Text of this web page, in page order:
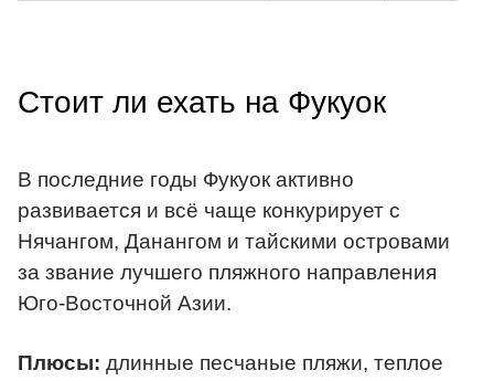
Стоит ли ехать на Фукуок
В последние годы Фукуок активно
развивается и всё чаще конкурирует с
Нячангом, Данангом и тайскими островами
за звание лучшего пляжного направления
Юго-Восточной Азии.
Плюсы: длинные песчаные пляжи, теплое